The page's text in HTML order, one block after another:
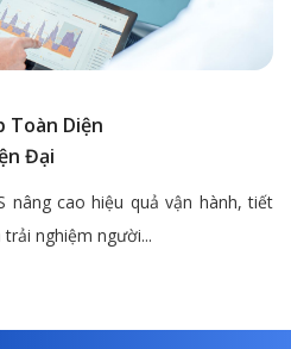
Toàn Diện
Đại
nâng cao hiệu quả vận hành, tiết
nghiệm người...